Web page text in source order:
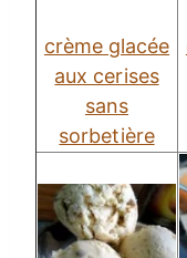
crème glacée
aux cerises
sans
sorbetière